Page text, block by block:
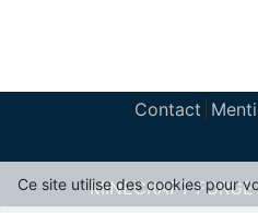
Contact
MINECRAFT
Ce site utilise des cookies pour